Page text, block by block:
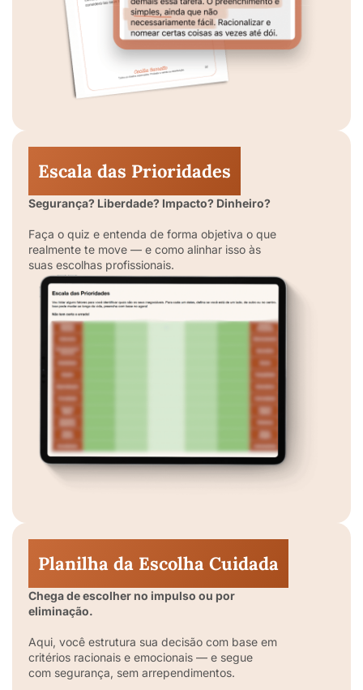
Escala das Prioridades
Segurança? Liberdade? Impacto? Dinheiro?
Faça o quiz e entenda de forma objetiva o que
realmente te move — e como alinhar isso às
suas escolhas profissionais.
Planilha da Escolha Cuidada
Chega de escolher no impulso ou por
eliminação.
Aqui, você estrutura sua decisão com base em
critérios racionais e emocionais — e segue
com segurança, sem arrependimentos.